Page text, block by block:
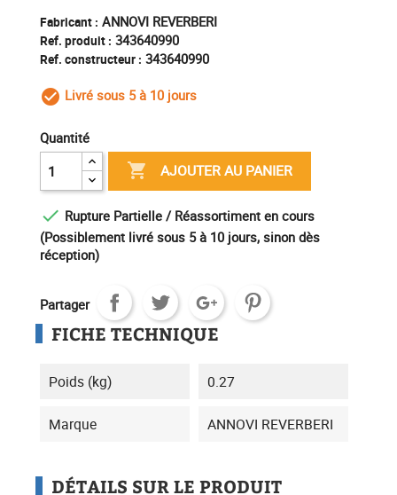
Fabricant : ANNOVI REVERBERI
Ref. produit : 343640990
Ref. constructeur : 343640990
check_circle_outline
Livré sous 5 à 10 jours
Quantité
 AJOUTER AU PANIER
 Rupture Partielle / Réassortiment en cours
(Possiblement livré sous 5 à 10 jours, sinon dès
réception)
Partager
FICHE TECHNIQUE
Poids (kg) 0.27
Marque ANNOVI REVERBERI
DÉTAILS SUR LE PRODUIT